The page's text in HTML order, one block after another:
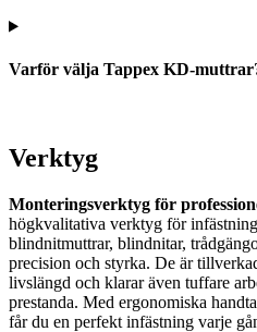
Varför välja Tappex KD-
Verktyg
Monteringsverktyg för
högkvalitativa verktyg för
blindnitmuttrar, blindnitar,
precision och styrka. De är
livslängd och klarar även tuffare
prestanda. Med ergonomiska
får du en perfekt infästning varje